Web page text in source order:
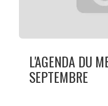
L'AGENDA DU
SEPTEMBRE